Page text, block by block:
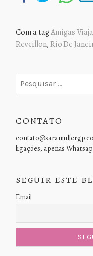
Com a tagAmigas
Reveillon,Rio De
por:
CONTATO
ligações, apenas
SEGUIR ESTE
Email